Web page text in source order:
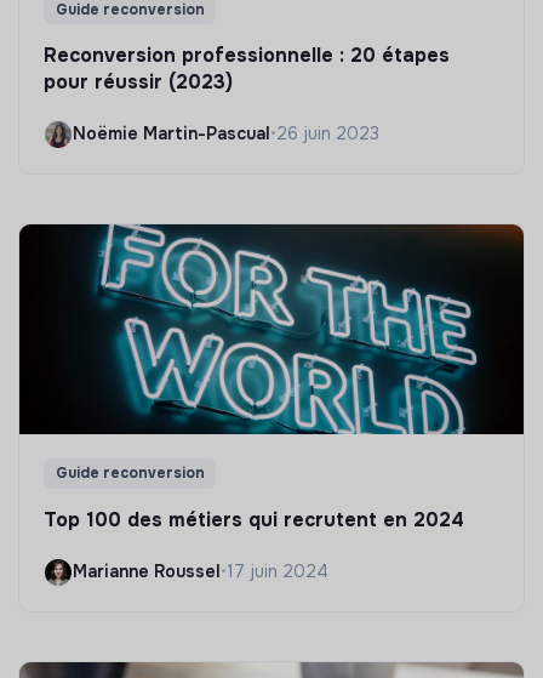
Guide reconversion
Reconversion professionnelle : 20 étapes
pour réussir (2023)
Noëmie Martin-Pascual •26 juin 2023
Guide reconversion
Top 100 des métiers qui recrutent en 2024
Marianne Roussel•17 juin 2024